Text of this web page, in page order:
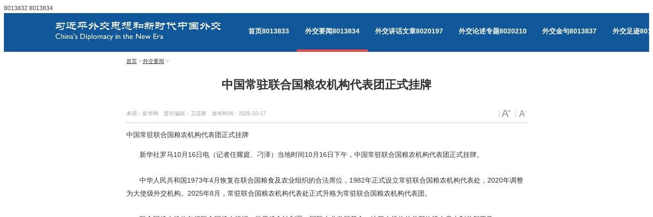
8013832 8013834
首页8013833 外交要闻8013834 外交讲话文章8020197 外交论述专题8020210 外交金句8013837 外交足迹
首页> 外交要闻 >
中国常驻联合国粮农机构代表团正式挂牌
来源：新华网 责任编辑：卫芸辉 发布时间： 2025-10-17
中国常驻联合国粮农机构代表团正式挂牌
新华社罗马10月16日电（记者任耀庭、刁泽）当地时间10月16日下午，中国常驻联合国粮农机构代表团正式挂牌。
中华人民共和国1973年4月恢复在联合国粮食及农业组织的合法席位，1982年正式设立常驻联合国粮农机构代表处，2020年调整
为大使级外交机构。2025年8月，常驻联合国粮农机构代表处正式升格为常驻联合国粮农机构代表团。